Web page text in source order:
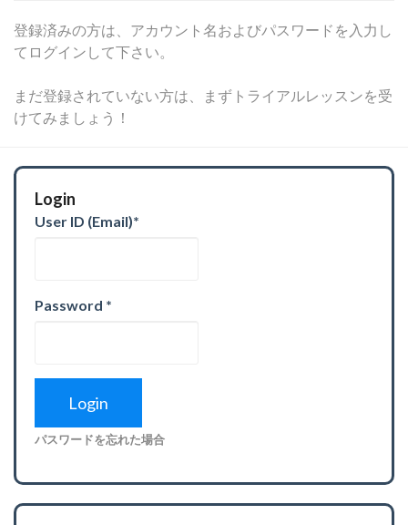
登録済みの方は、アカウント名およびパスワードを入力し
てログインして下さい。
まだ登録されていない方は、まずトライアルレッスンを受
けてみましょう！
Login
User ID (Email)*
Password *
パスワードを忘れた場合